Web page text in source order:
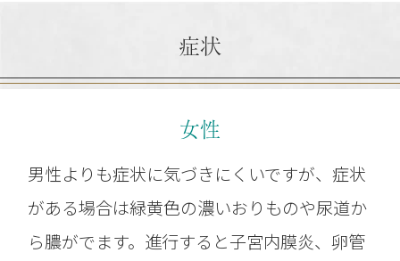
症状
女性
男性よりも症状に気づきにくいですが、症状
がある場合は緑黄色の濃いおりものや尿道か
ら膿がでます。進行すると子宮内膜炎、卵管